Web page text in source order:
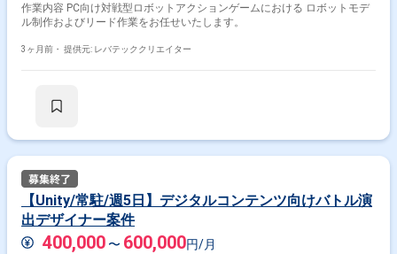
作業内容 PC向け対戦型ロボットアクションゲームにおける ロボットモデ
ル制作およびリード作業をお任せいたします。
3ヶ月前・ 提供元: レバテッククリエイター
【Unity/常駐/週5日】デジタルコンテンツ向けバトル演
出デザイナー案件
400,000 〜 600,000円/月